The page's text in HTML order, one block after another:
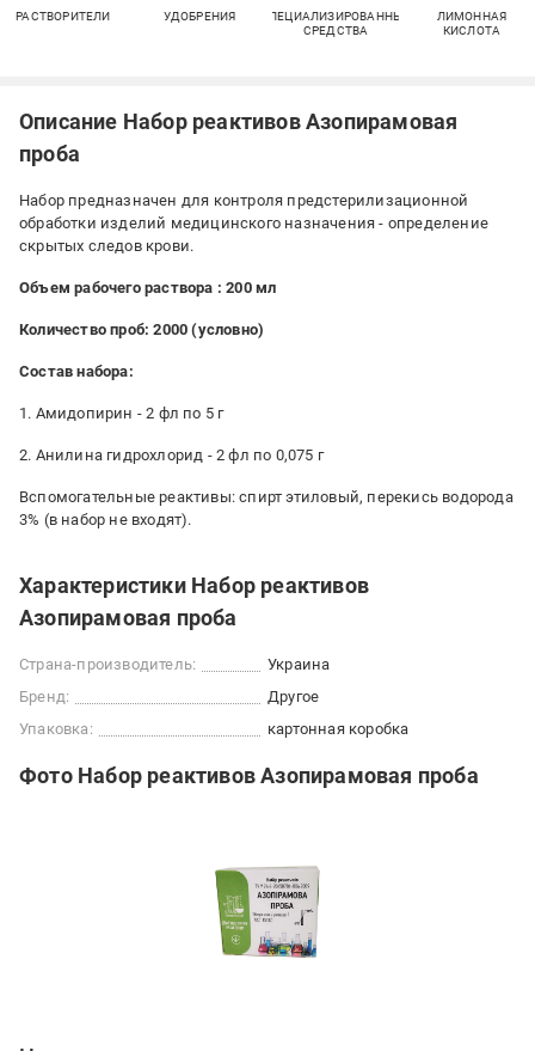
РАСТВОРИТЕЛИ УДОБРЕНИЯ
СПЕЦИАЛИЗИРОВАННЫЕ
СРЕДСТВА
ЛИМОННАЯ
КИСЛОТА
Описание Набор реактивов Азопирамовая
проба
Набор предназначен для контроля предстерилизационной
обработки изделий медицинского назначения - определение
скрытых следов крови.
Объем рабочего раствора : 200 мл
Количество проб: 2000 (условно)
Состав набора:
1. Амидопирин - 2 фл по 5 г
2. Анилина гидрохлорид - 2 фл по 0,075 г
Вспомогательные реактивы: спирт этиловый, перекись водорода
3% (в набор не входят).
Характеристики Набор реактивов
Азопирамовая проба
Страна-производитель:
Украина
Бренд:
Другое
Упаковка:
картонная коробка
Фото Набор реактивов Азопирамовая проба